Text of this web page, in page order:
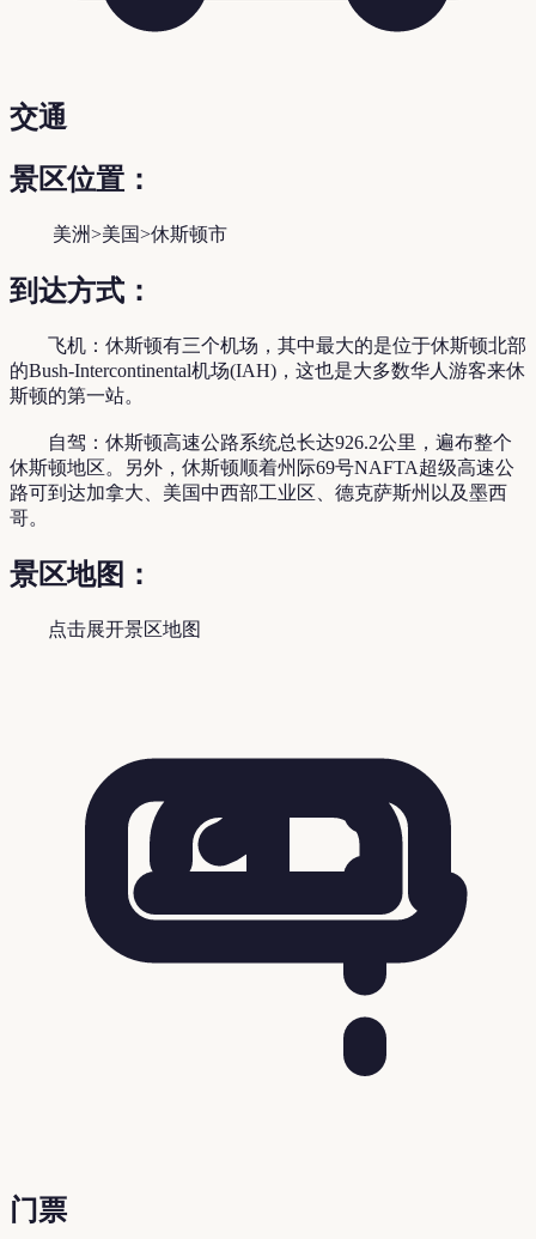
交通
景区位置：
美洲>美国>休斯顿市
到达方式：
飞机：休斯顿有三个机场，其中最大的是位于休斯顿北部
的Bush-Intercontinental机场(IAH)，这也是大多数华人游客来休
斯顿的第一站。
自驾：休斯顿高速公路系统总长达926.2公里，遍布整个
休斯顿地区。另外，休斯顿顺着州际69号NAFTA超级高速公
路可到达加拿大、美国中西部工业区、德克萨斯州以及墨西
哥。
景区地图：
点击展开景区地图
门票